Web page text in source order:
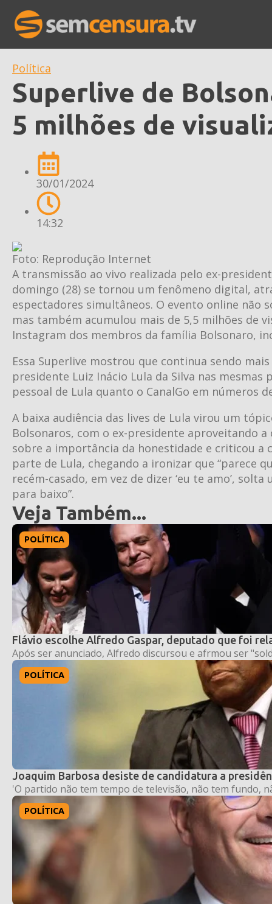
Política
Superlive de
5 milhões de
30/01/2024
14:32
Foto: Reprodução Internet
A transmissão ao vivo realizada pelo ex-
domingo (28) se tornou um fenômeno digital,
espectadores simultâneos. O evento online não
mas também acumulou mais de 5,5 milhões de
Instagram dos membros da família Bolsonaro,
Essa Superlive mostrou que continua sendo
presidente Luiz Inácio Lula da Silva nas
pessoal de Lula quanto o CanalGo em números
A baixa audiência das lives de Lula virou um
Bolsonaros, com o ex-presidente aproveitando
sobre a importância da honestidade e criticou a
parte de Lula, chegando a ironizar que “parece
recém-casado, em vez de dizer ‘eu te amo’, solta
para baixo”.
Veja Também...
POLÍTICA
Flávio escolhe Alfredo Gaspar, deputado que foi
Após ser anunciado, Alfredo discursou e afrmou ser
POLÍTICA
Joaquim Barbosa desiste de candidatura a
'O partido não tem tempo de televisão, não tem fundo,
POLÍTICA